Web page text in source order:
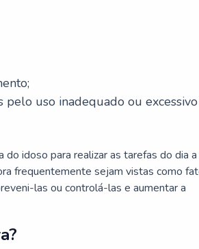
pelo uso inadequado ou
idoso para realizar as tarefas do dia a
frequentemente sejam vistas como
las ou controlá-las e aumentar a